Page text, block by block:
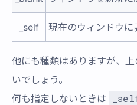
_self 現在のウィンドウに
他にも種類はありますが、
いでしょう。
何も指定しないときは